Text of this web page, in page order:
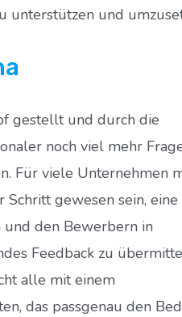
unterstützen und
gestellt und durch die
noch viel mehr
Für viele Unternehmen
Schritt gewesen sein,
und den Bewerbern in
Feedback zu
alle mit einem
das passgenau den